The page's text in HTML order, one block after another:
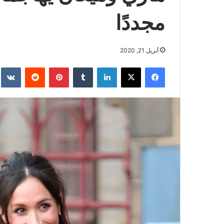
مجددًا
أبريل 21, 2020
فيسبوك ‫X لينكدإن بينتيريست